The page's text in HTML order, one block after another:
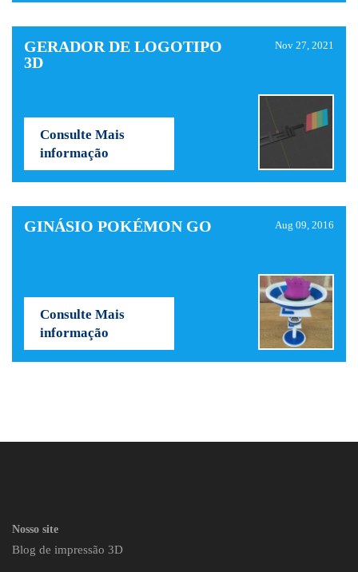
GERADOR DE LOGOTIPO
3D
Nov 27, 2021
Consulte Mais
informação
GINÁSIO POKÉMON GO Aug 09, 2016
Consulte Mais
informação
Nosso site
Blog de impressão 3D